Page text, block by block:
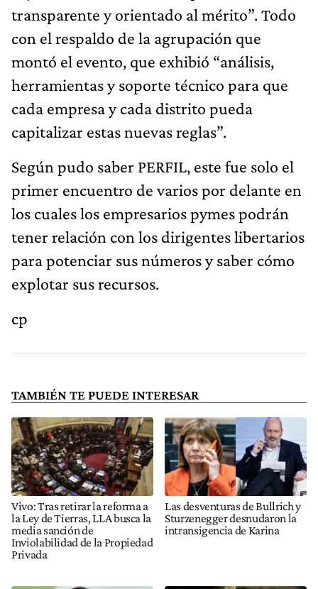
transparente y orientado al mérito”. Todo
con el respaldo de la agrupación que
montó el evento, que exhibió “análisis,
herramientas y soporte técnico para que
cada empresa y cada distrito pueda
capitalizar estas nuevas reglas”.
Según pudo saber PERFIL, este fue solo el
primer encuentro de varios por delante en
los cuales los empresarios pymes podrán
tener relación con los dirigentes libertarios
para potenciar sus números y saber cómo
explotar sus recursos.
cp
TAMBIÉN TE PUEDE INTERESAR
Vivo: Tras retirar la reforma a
la Ley de Tierras, LLA busca la
media sanción de
Inviolabilidad de la Propiedad
Privada
Las desventuras de Bullrich y
Sturzenegger desnudaron la
intransigencia de Karina